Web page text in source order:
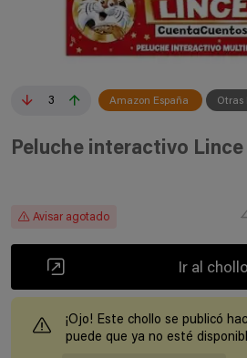
3 Amazon España Otras
Peluche interactivo
Avisar agotado
Ir al chollo
¡Ojo! Este chollo se publicó
puede que ya no esté